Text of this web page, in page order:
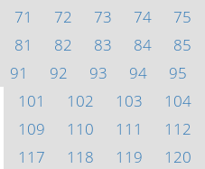
71
72 73 74 75
81
82 83 84 85
91
92 93 94 95
101
102 103 104
109
110 111 112
117
118 119 120